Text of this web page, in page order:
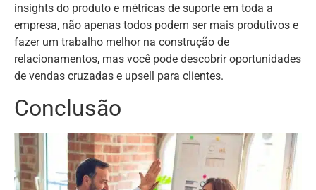
insights do produto e métricas de suporte em toda a
empresa, não apenas todos podem ser mais produtivos e
fazer um trabalho melhor na construção de
relacionamentos, mas você pode descobrir oportunidades
de vendas cruzadas e upsell para clientes.
Conclusão